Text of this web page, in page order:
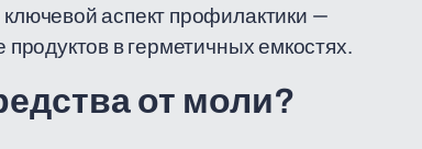
ключевой аспект профилактики —
в герметичных емкостях.
от моли?